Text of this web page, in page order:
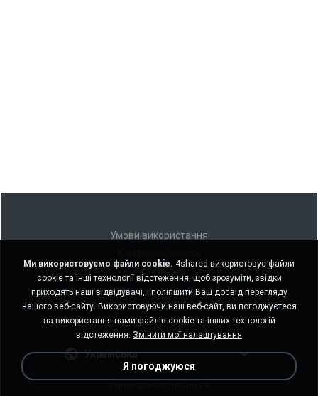
Умови використання
Не продавати мою особисту інформацію
Не ділитися моєю особистою інформацією
Українська
Ми використовуємо файли cookie. 4shared використовує файли
cookie та інші технології відстеження, щоб зрозуміти, звідки
приходять наші відвідувачі, і поліпшити Ваш досвід перегляду
нашого веб-сайту. Використовуючи наш веб-сайт, ви погоджуєтеся
на використання нами файлів cookie та інших технологій
відстеження. Змінити мої налаштування
Я погоджуюся